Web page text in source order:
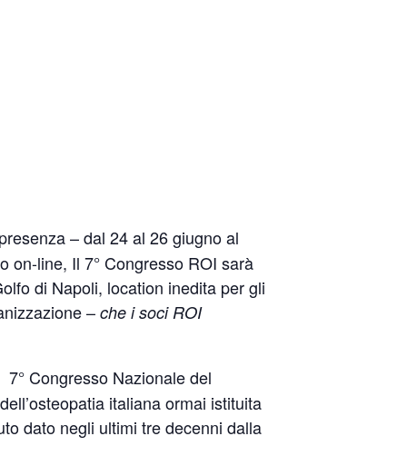
– dal 24 al 26 giugno al
on-line, Il 7° Congresso ROI sarà
di Napoli, location inedita per gli
– che i soci ROI
Congresso Nazionale del
italiana ormai istituita
dato negli ultimi tre decenni dalla